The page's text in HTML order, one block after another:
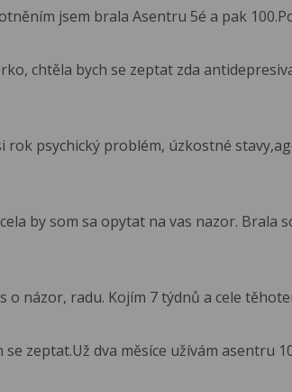
jsem brala Asentru 5é a pak
chtěla bych se zeptat zda
rok psychický problém, úzkostné
by som sa opytat na vas nazor. Brala
o názor, radu. Kojím 7 týdnů a cele
zeptat.Už dva měsíce užívám asentru